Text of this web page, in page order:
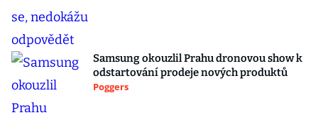
Samsung okouzlil Prahu dronovou show k
odstartování prodeje nových produktů
Poggers